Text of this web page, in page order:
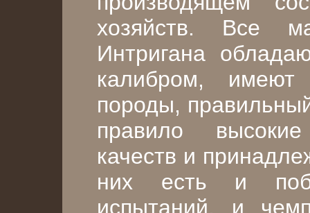
хозяйств. Все
Интригана
калибром,
породы,
правило
качеств и
них есть и
испытаний, и